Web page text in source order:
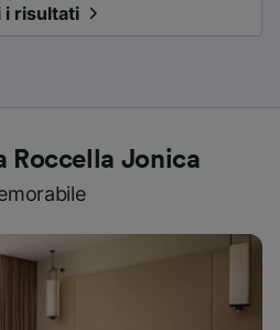
i risultati
Roccella Jonica